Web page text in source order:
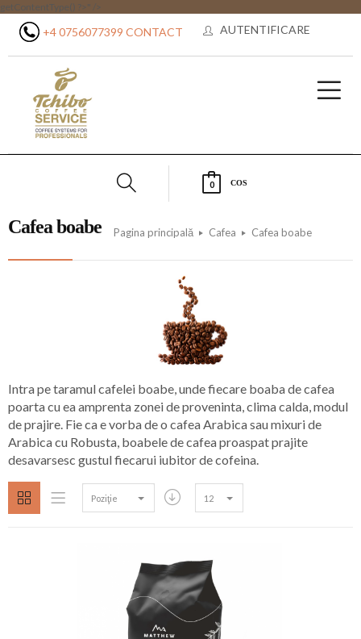
getContentType() ?>" />
+4 0756077399 CONTACT AUTENTIFICARE
0 COS
Cafea boabe Pagina principală Cafea Cafea boabe
Intra pe taramul cafelei boabe, unde fiecare boaba de cafea
poarta cu ea amprenta zonei de proveninta, clima calda, modul
de prajire. Fie ca e vorba de o cafea Arabica sau mixuri de
Arabica cu Robusta, boabele de cafea proaspat prajite
desavarsesc gustul fiecarui iubitor de cofeina.
12
Poziţie